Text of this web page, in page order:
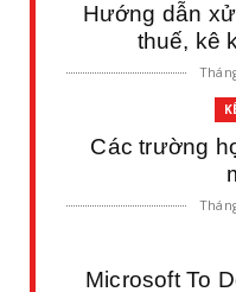
Hướng dẫn
thuế, kê
Các trường
Microsoft To